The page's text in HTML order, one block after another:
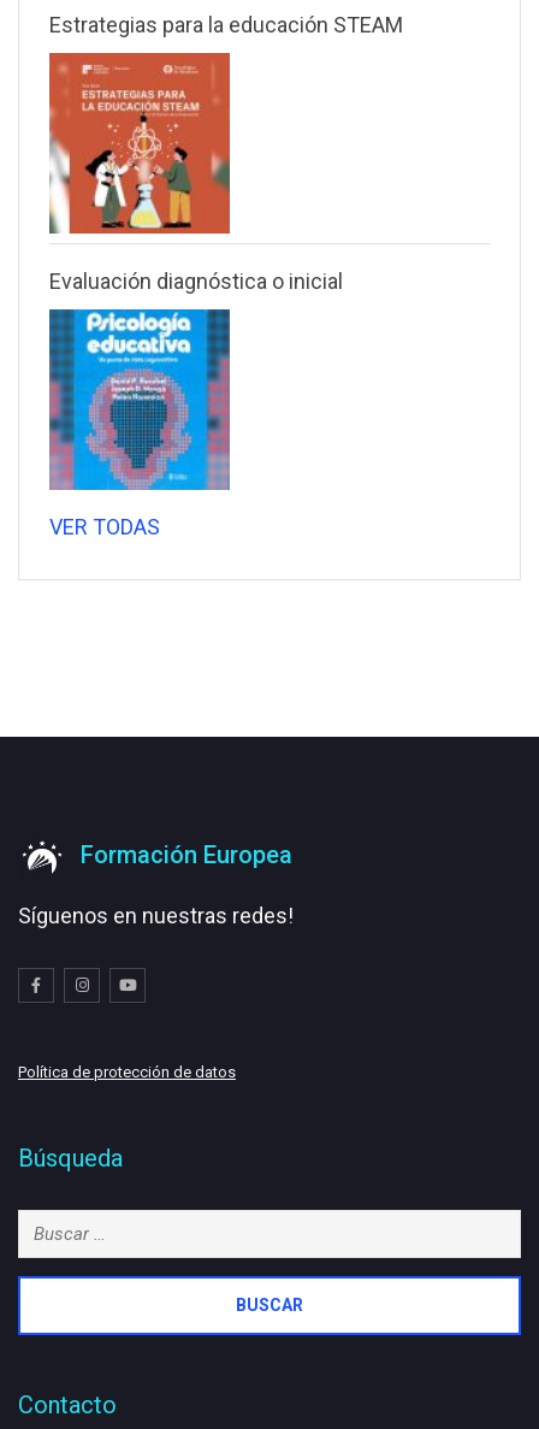
Estrategias para la educación STEAM
Evaluación diagnóstica o inicial
VER TODAS
Formación Europea
Síguenos en nuestras redes!
Política de protección de datos
Búsqueda
Buscar:
Contacto